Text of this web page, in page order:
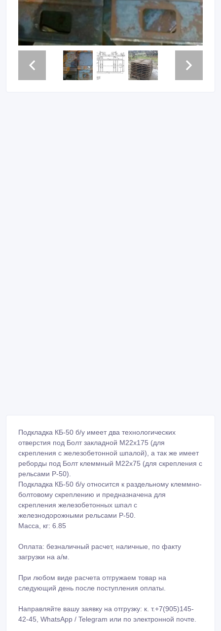
Подкладка КБ-50 б/у имеет два технологических
отверстия под Болт закладной М22х175 (для
скрепления с железобетонной шпалой), а так же имеет
реборды под Болт клеммный М22х75 (для скрепления с
рельсами Р-50).
Подкладка КБ-50 б/у относится к раздельному клеммно-
болтовому скреплению и предназначена для
скрепления железобетонных шпал с
железнодорожными рельсами Р-50.
Масса, кг: 6.85
Оплата: безналичный расчет, наличные, по факту
загрузки на а/м.
При любом виде расчета отгружаем товар на
следующий день после поступления оплаты.
Направляйте вашу заявку на отгрузку: к. т.+7(905)145-
42-45, WhatsApp / Telegram или по электронной почте.